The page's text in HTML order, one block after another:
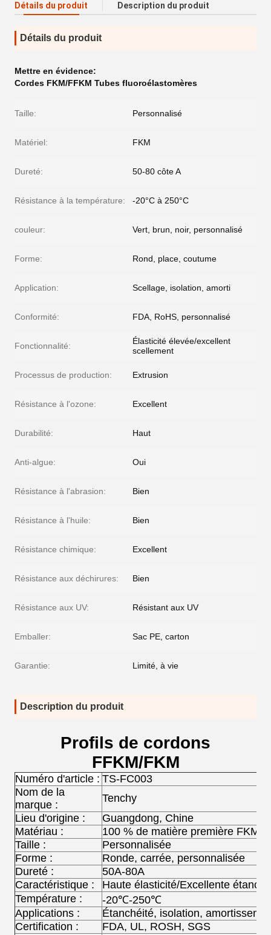
Détails du produit Description du produit
Détails du produit
Mettre en évidence:
Cordes FKM/FFKM Tubes fluoroélastomères
Taille: Personnalisé
Matériel: FKM
Dureté: 50-80 côte A
Résistance à la température: -20°C à 250°C
couleur: Vert, brun, noir, personnalisé
Forme: Rond, place, coutume
Application: Scellage, isolation, amorti
Conformité: FDA, RoHS, personnalisé
Fonctionnalité:
Élasticité élevée/excellent
scellement
Processus de production: Extrusion
Résistance à l'ozone: Excellent
Durabilité: Haut
Anti-algue: Oui
Résistance à l'abrasion: Bien
Résistance à l'huile: Bien
Résistance chimique: Excellent
Résistance aux déchirures: Bien
Résistance aux UV: Résistant aux UV
Emballer: Sac PE, carton
Garantie: Limité, à vie
Description du produit
Profils de cordons
FFKM/FKM
Numéro d'article : TS-FC003
Nom de la
marque :
Tenchy
Lieu d'origine :
Guangdong, Chine
Matériau :
100 % de matière première FKM
Taille :
Personnalisée
Forme :
Ronde, carrée, personnalisée
Dureté :
50A-80A
Caractéristique :
Haute élasticité/Excellente
Température :
-20℃-250℃
Applications :
Étanchéité, isolation,
Certification :
FDA, UL, ROSH, SGS